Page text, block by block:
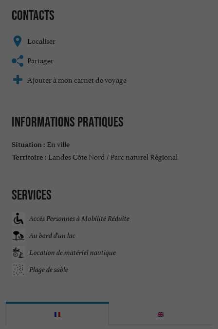
Contacts
Localiser
Partager
Ajouter à mon carnet de voyage
Informations pratiques
Situation : En ville
Territoire : Landes Côte Nord / Parc naturel Régional
Services
Accès Personnes à Mobilité Réduite
Au bord d'un lac
Location de matériel nautique
Plage de sable